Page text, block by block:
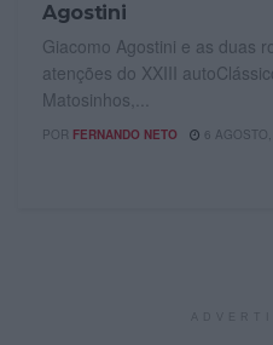
Agostini
Giacomo Agostini e as duas
atenções do XXIII
Matosinhos,...
POR FERNANDO NETO 6